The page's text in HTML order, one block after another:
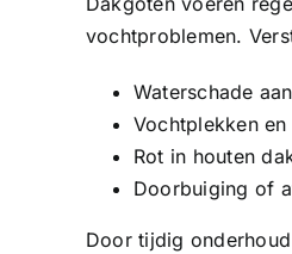
vochtproblemen.
Waterschade
Vochtplekken
Rot in houten
Doorbuiging of
Door tijdig